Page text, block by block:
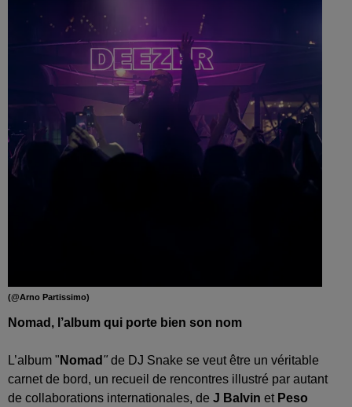
(@Arno Partissimo)
Nomad, l’album qui porte bien son nom
L’album " Nomad " de DJ Snake se veut être un véritable
carnet de bord, un recueil de rencontres illustré par autant
de collaborations internationales, de J Balvin et Peso